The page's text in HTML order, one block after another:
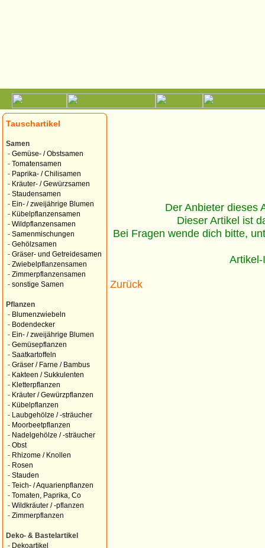
Tauschartikel
Samen
- Gemüse- / Obstsamen
- Tomatensamen
- Paprika- / Chilisamen
- Kräuter- / Gewürzsamen
- Staudensamen
- Ein- / zweijährige Blumen
- Kübelpflanzensamen
- Wildpflanzensamen
- Samenmischungen
- Gehölzsamen
- Gräser- und Getreidesamen
- Zwiebelpflanzensamen
- Zimmerpflanzensamen
- sonstige Samen
Pflanzen
- Blumenzwiebeln
- Bodendecker
- Ein- / zweijährige Blumen
- Gemüsepflanzen
- Saatkartoffeln
- Gräser / Farne / Bambus
- Kakteen / Sukkulenten
- Kletterpflanzen
- Kräuter / Gewürzpflanzen
- Kübelpflanzen
-
Laubgehölze / -sträucher
- Moorbeetpflanzen
- Nadelgehölze / -sträucher
- Obst
- Rhizome / Knollen
- Rosen
- Stauden
- Teich- / Aquarienpflanzen
- Tomaten, Paprika, Co
- Wildkräuter / -pflanzen
- Zimmerpflanzen
Deko- & Bastelartikel
- Dekoartikel
Der Anbieter dieses
Dieser Artikel ist
Bei Fragen wende dich bitte,
Zurück